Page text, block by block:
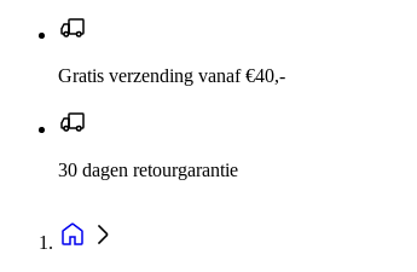
Gratis verzending vanaf €40,-
30 dagen retourgarantie